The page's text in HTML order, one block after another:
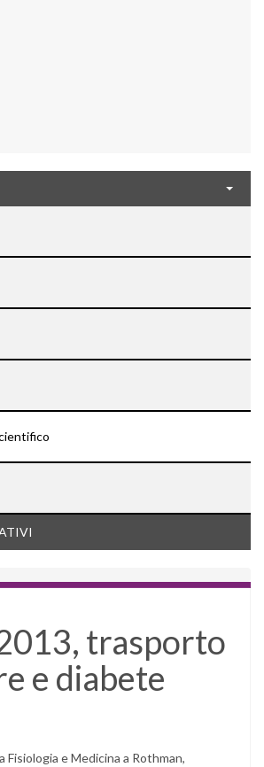
trasporto
e diabete
Fisiologia e Medicina a Rothman,